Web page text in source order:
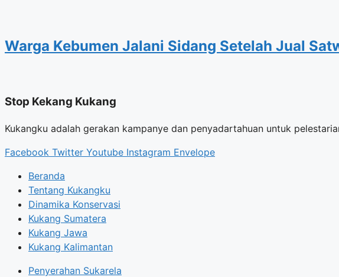
Warga Kebumen Jalani Sidang Setelah Jual
Stop Kekang Kukang
Kukangku adalah gerakan kampanye dan penyadartahuan untuk
Facebook Twitter Youtube Instagram Envelope
Beranda
Tentang Kukangku
Dinamika Konservasi
Kukang Sumatera
Kukang Jawa
Kukang Kalimantan
Penyerahan Sukarela